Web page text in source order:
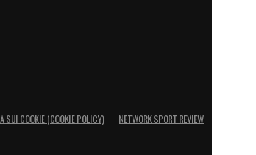
SUI COOKIE (COOKIE POLICY) NETWORK SPORT REVIEW